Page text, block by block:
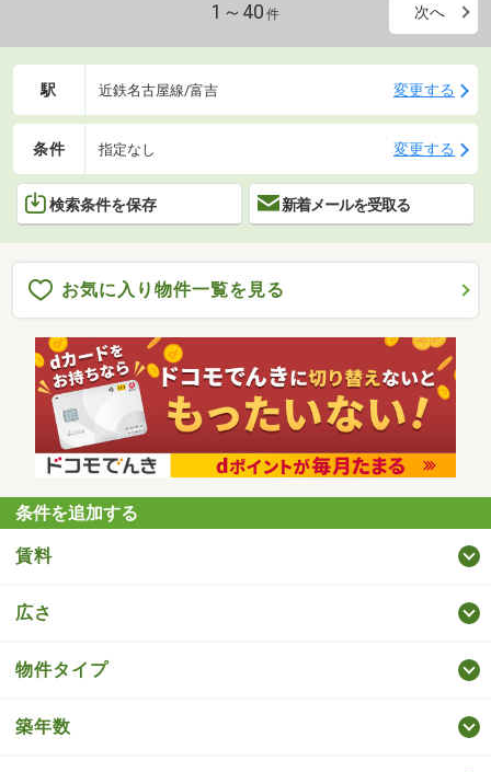
1～40 件 次へ
駅 近鉄名古屋線/富吉 変更する
条件 指定なし 変更する
検索条件を保存 新着メールを受取る
お気に入り物件一覧を見る
条件を追加する
賃料
広さ
物件タイプ
築年数